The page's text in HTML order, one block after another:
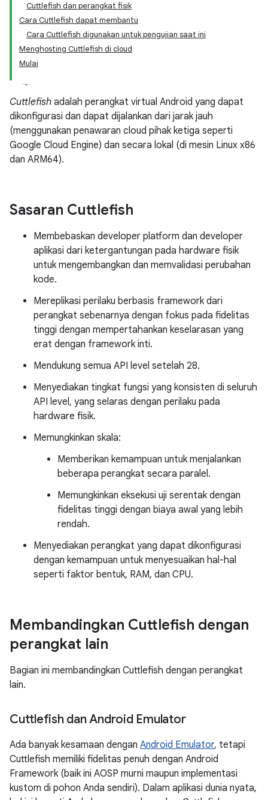
Cuttlefish dan perangkat fisik
Cara Cuttlefish dapat membantu
Cara Cuttlefish digunakan untuk pengujian saat ini
Menghosting Cuttlefish di cloud
Mulai
Cuttlefish adalah perangkat virtual Android yang dapat
dikonfigurasi dan dapat dijalankan dari jarak jauh
(menggunakan penawaran cloud pihak ketiga seperti
Google Cloud Engine) dan secara lokal (di mesin Linux x86
dan ARM64).
Sasaran Cuttlefish
Membebaskan developer platform dan developer
aplikasi dari ketergantungan pada hardware fisik
untuk mengembangkan dan memvalidasi perubahan
kode.
Mereplikasi perilaku berbasis framework dari
perangkat sebenarnya dengan fokus pada fidelitas
tinggi dengan mempertahankan keselarasan yang
erat dengan framework inti.
Mendukung semua API level setelah 28.
Menyediakan tingkat fungsi yang konsisten di seluruh
API level, yang selaras dengan perilaku pada
hardware fisik.
Memungkinkan skala:
Memberikan kemampuan untuk menjalankan
beberapa perangkat secara paralel.
Memungkinkan eksekusi uji serentak dengan
fidelitas tinggi dengan biaya awal yang lebih
rendah.
Menyediakan perangkat yang dapat dikonfigurasi
dengan kemampuan untuk menyesuaikan hal-hal
seperti faktor bentuk, RAM, dan CPU.
Membandingkan Cuttlefish dengan
perangkat lain
Bagian ini membandingkan Cuttlefish dengan perangkat
lain.
Cuttlefish dan Android Emulator
Ada banyak kesamaan dengan Android Emulator, tetapi
Cuttlefish memiliki fidelitas penuh dengan Android
Framework (baik ini AOSP murni maupun implementasi
kustom di pohon Anda sendiri). Dalam aplikasi dunia nyata,